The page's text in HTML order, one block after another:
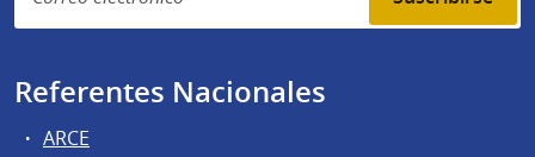
Referentes Nacionales
ARCE